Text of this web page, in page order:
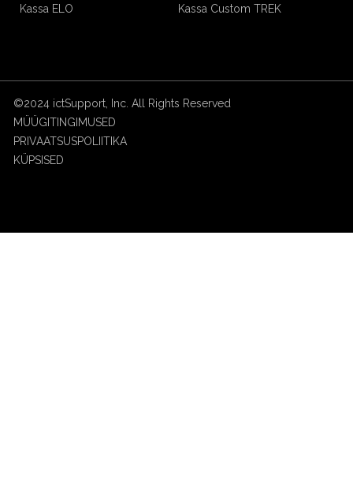
Kassa ELO
Kassa Custom TREK
©2024 ictSupport, Inc. All Rights Reserved
MÜÜGITINGIMUSED
PRIVAATSUSPOLIITIKA
KÜPSISED